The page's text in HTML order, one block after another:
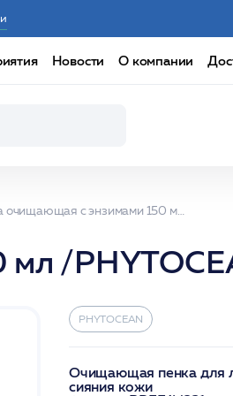
Новости О компании
Пенка очищающая с энзимами 150 мл /PHYTOCEAN
/
PHYTOCEAN
Очищающая пенка для
сияния кожи